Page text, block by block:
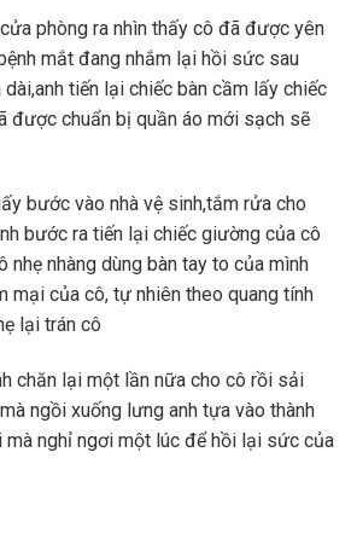
phòng ra nhìn thấy cô đã được yên
mắt đang nhắm lại hồi sức sau
tiến lại chiếc bàn cầm lấy chiếc
được chuẩn bị quần áo mới sạch sẽ
bước vào nhà vệ sinh,tắm rửa cho
bước ra tiến lại chiếc giường của cô
nhẹ nhàng dùng bàn tay to của mình
mại của cô, tự nhiên theo quang tính
lại trán cô
chăn lại một lần nữa cho cô rồi sải
ngồi xuống lưng anh tựa vào thành
mà nghỉ ngơi một lúc để hồi lại sức của